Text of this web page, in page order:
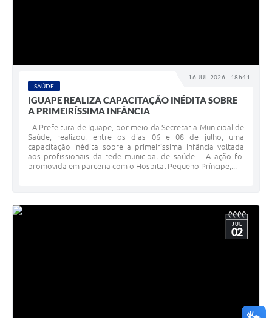
16 JUL 2026 - 18h41
SAÚDE
IGUAPE REALIZA CAPACITAÇÃO INÉDITA SOBRE
A PRIMEIRÍSSIMA INFÂNCIA
A Prefeitura de Iguape, por meio da Secretaria Municipal de
Saúde, realizou, entre os dias 06 e 08 de julho, uma
capacitação inédita sobre a primeiríssima infância voltada
aos profissionais da rede municipal de saúde. A ação foi
promovida em parceria com o Hospital Pequeno Príncipe,...
JUL
02